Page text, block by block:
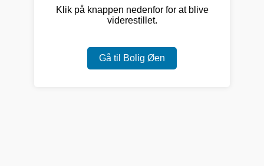
Klik på knappen nedenfor for at blive
viderestillet.
Gå til Bolig Øen